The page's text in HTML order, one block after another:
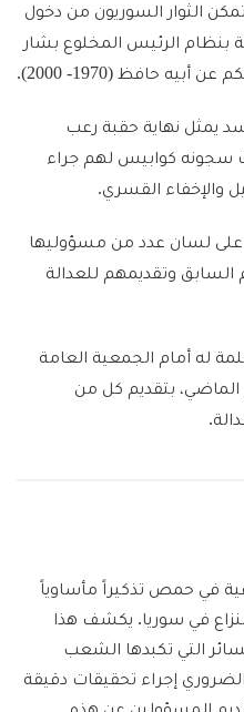
8 ديسمبر/كانون الأول 2024، تمكن الثوار السوريون من دخول
الرئيس المخلوع بشار
يمثل نهاية حقبة رعب
سجونه كوابيس لهم جراء
والإخفاء القسري.
على لسان عدد من مسؤوليها
وتقديمهم للعدالة
له أمام الجمعية العامة
الماضي، بتقديم كل من
في حمص تذكيراً مأساوياً
في سوريا. يكشف هذا
التي تكبدها الشعب
إجراء تحقيقات دقيقة